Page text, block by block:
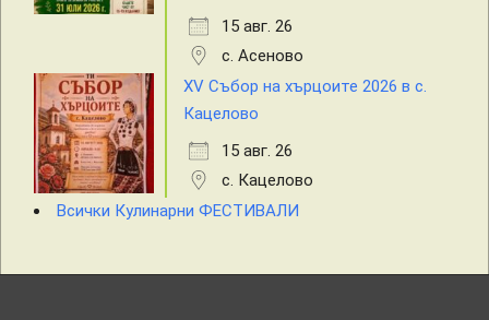
15 авг. 26
с. Асеново
XV Събор на хърцоите 2026 в с.
Кацелово
15 авг. 26
с. Кацелово
Всички Кулинарни ФЕСТИВАЛИ